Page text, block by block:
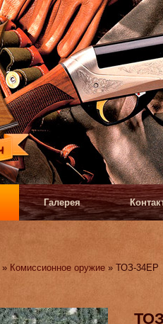
Галерея
» Комиссионное оружие » ТОЗ-34ЕР